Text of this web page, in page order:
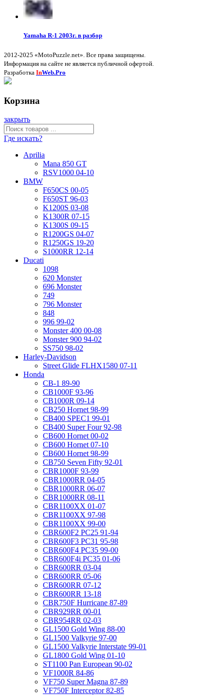
Yamaha R-1 2003г. в разбор
2012-2025 «MotoPuzzle.net». Все права защищены.
Информация на сайте не является публичной офертой.
Разработка InWeb.Pro
Корзина
закрыть
Где искать?
Aprilia
Mana 850 GT
RSV1000 04-10
BMW
F650CS 00-05
F650ST 96-03
K1200S 03-08
K1300R 07-15
K1300S 09-15
R1200GS 04-07
R1250GS 19-20
S1000RR 12-14
Ducati
1098
620 Monster
696 Monster
749
796 Monster
848
996 99-02
Monster 400 00-08
Monster 900 94-02
SS750 98-02
Harley-Davidson
Street Glide FLHX1580 07-11
Honda
CB-1 89-90
CB1000F 93-96
CB1000R 09-14
CB250 Hornet 98-99
CB400 SPEC1 99-01
CB400 Super Four 92-98
CB600 Hornet 00-02
CB600 Hornet 07-10
CB600 Hornet 98-99
CB750 Seven Fifty 92-01
CBR1000F 93-99
CBR1000RR 04-05
CBR1000RR 06-07
CBR1000RR 08-11
CBR1100XX 01-07
CBR1100XX 97-98
CBR1100XX 99-00
CBR600F2 PC25 91-94
CBR600F3 PC31 95-98
CBR600F4 PC35 99-00
CBR600F4i PC35 01-06
CBR600RR 03-04
CBR600RR 05-06
CBR600RR 07-12
CBR600RR 13-18
CBR750F Hurricane 87-89
CBR929RR 00-01
CBR954RR 02-03
GL1500 Gold Wing 88-00
GL1500 Valkyrie 97-00
GL1500 Valkyrie Interstate 99-01
GL1800 Gold Wing 01-10
ST1100 Pan European 90-02
VF1000R 84-86
VF750 Super Magna 87-89
VF750F Interceptor 82-85